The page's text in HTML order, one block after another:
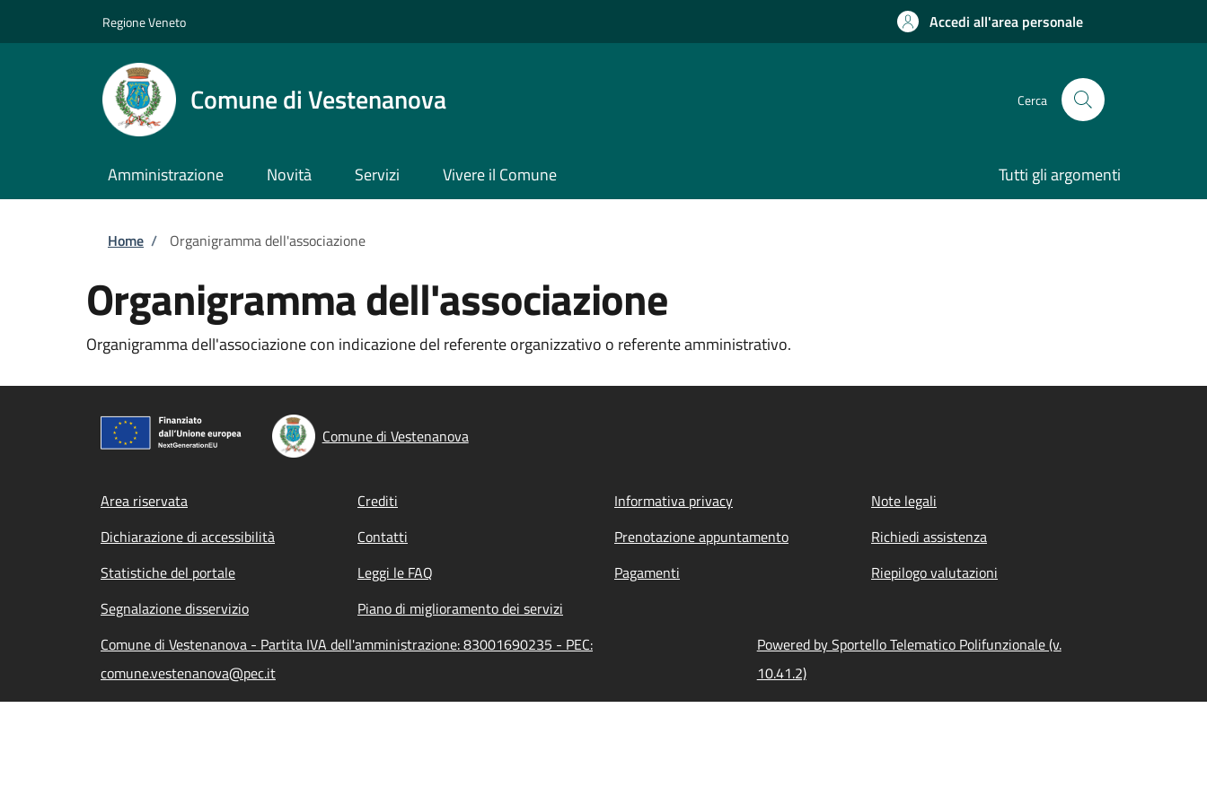
Regione Veneto Accedi all'area personale
Comune di Vestenanova Cerca
Amministrazione Novità Servizi Vivere il Comune Tutti gli argomenti
Briciole di pane
Home / Organigramma dell'associazione
Organigramma dell'associazione
Organigramma dell'associazione con indicazione del referente organizzativo o referente amministrativo.
Comune di Vestenanova
Footer menu
Area riservata Crediti Informativa privacy
Note legali
Dichiarazione di accessibilità
Contatti Prenotazione appuntamento
Richiedi assistenza
Statistiche del portale
Leggi le FAQ Pagamenti
Riepilogo valutazioni
Segnalazione disservizio
Piano di miglioramento dei servizi
Comune di Vestenanova - Partita IVA dell'amministrazione: 83001690235 - PEC:
comune.vestenanova@pec.it
Powered by Sportello Telematico Polifunzionale (v.
10.41.2)